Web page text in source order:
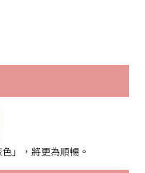
」，將更為順暢。